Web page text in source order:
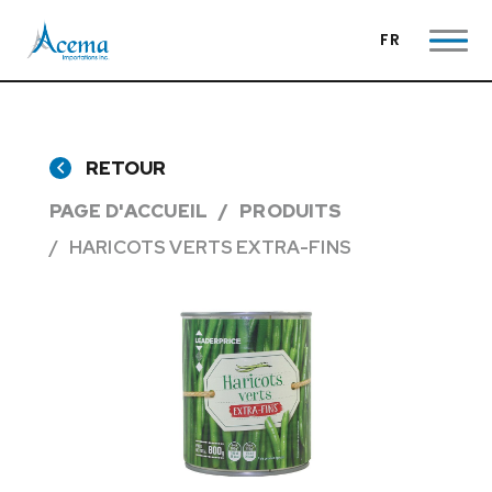
FR
RETOUR
PAGE D'ACCUEIL
PRODUITS
HARICOTS VERTS EXTRA-FINS